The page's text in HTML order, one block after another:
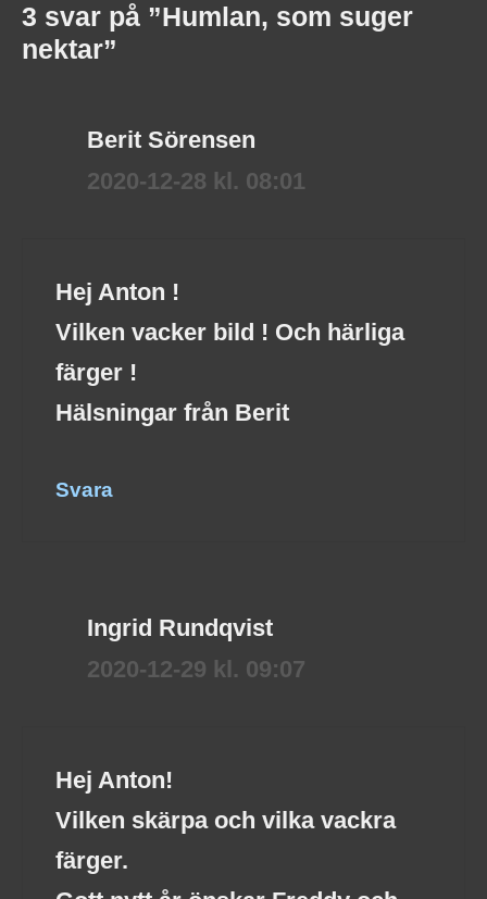
3 svar på ”Humlan, som suger
nektar”
Berit Sörensen
2020-12-28 kl. 08:01
Hej Anton !
Vilken vacker bild ! Och härliga
färger !
Hälsningar från Berit
Svara
Ingrid Rundqvist
2020-12-29 kl. 09:07
Hej Anton!
Vilken skärpa och vilka vackra
färger.